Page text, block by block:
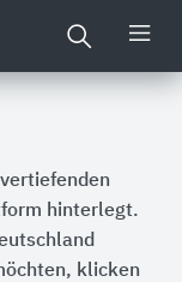
hinterlegt.
klicken